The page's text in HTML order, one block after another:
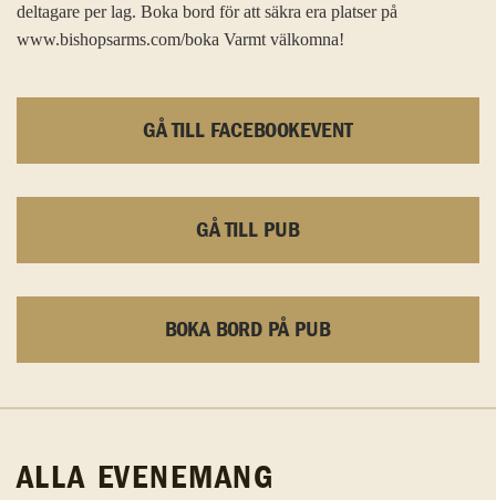
deltagare per lag. Boka bord för att säkra era platser på
www.bishopsarms.com/boka Varmt välkomna!
GÅ TILL FACEBOOKEVENT
GÅ TILL PUB
BOKA BORD PÅ PUB
ALLA EVENEMANG